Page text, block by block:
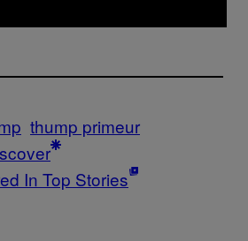
thump primeur
In Top Stories